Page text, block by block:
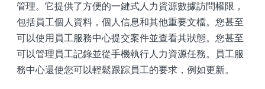
管理。它提供了方便的一鍵式人力資源數據訪問權限，
包括員工個人資料，個人信息和其他重要文檔。您甚至
可以使用員工服務中心提交案件並查看其狀態。您甚至
可以管理員工記錄並從手機執行人力資源任務。員工服
務中心還使您可以輕鬆跟踪員工的要求，例如更新。